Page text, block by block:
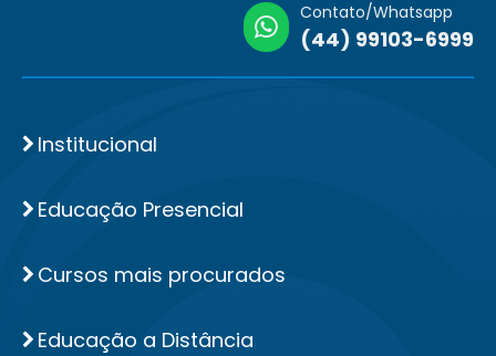
Contato/Whatsapp
(44) 99103-6999
Institucional
Educação Presencial
Cursos mais procurados
Educação a Distância